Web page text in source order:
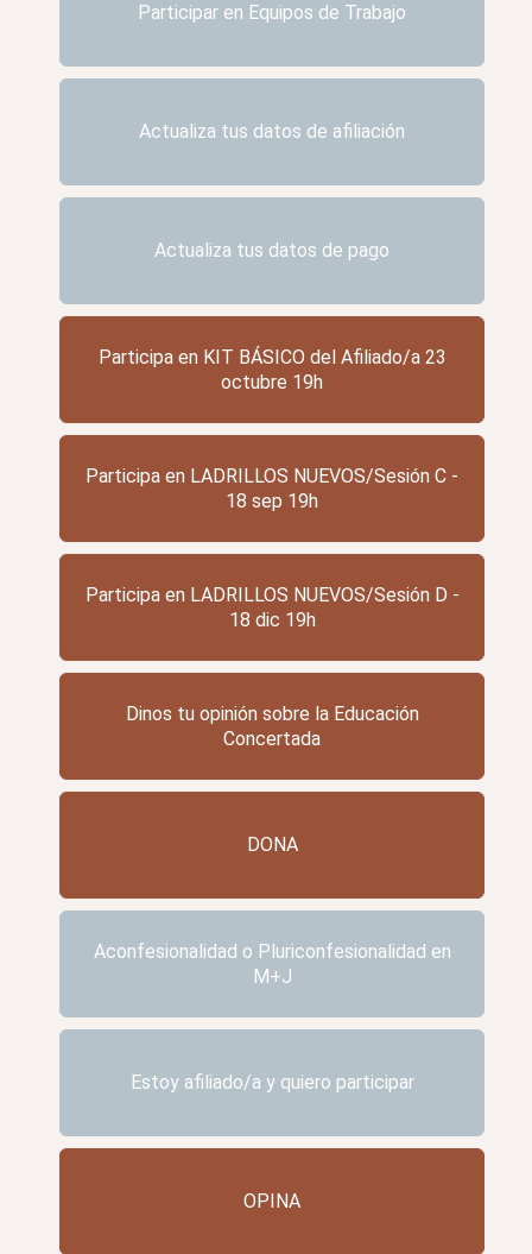
Participar en Equipos de Trabajo
Actualiza tus datos de afiliación
Actualiza tus datos de pago
Participa en KIT BÁSICO del Afiliado/a 23
octubre 19h
Participa en LADRILLOS NUEVOS/Sesión C -
18 sep 19h
Participa en LADRILLOS NUEVOS/Sesión D -
18 dic 19h
Dinos tu opinión sobre la Educación
Concertada
DONA
Aconfesionalidad o Pluriconfesionalidad en
M+J
Estoy afiliado/a y quiero participar
OPINA